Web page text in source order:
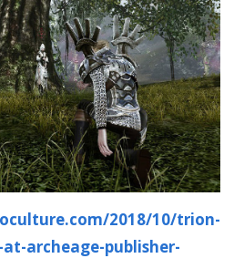
2018/10/trion-
archeage-publisher-